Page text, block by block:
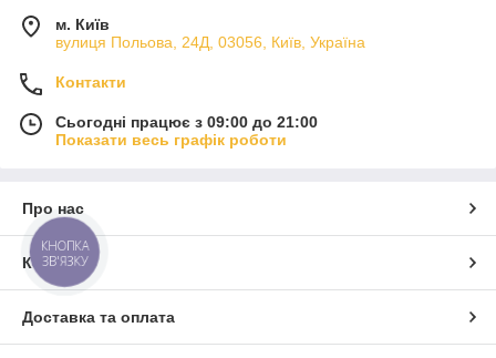
м. Київ
вулиця Польова, 24Д, 03056, Київ, Україна
Контакти
Сьогодні працює з 09:00 до 21:00
Показати весь графік роботи
Про нас
Контакти
Доставка та оплата
КНОПКА
ЗВ'ЯЗКУ